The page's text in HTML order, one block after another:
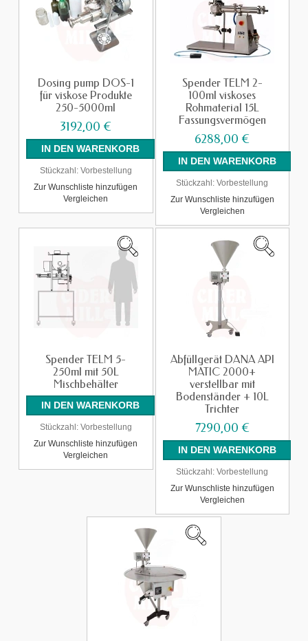
Dosing pump DOS-1
für viskose Produkte
250-5000ml
3192,00 €
Stückzahl: Vorbestellung
Zur Wunschliste hinzufügen
Vergleichen
Spender TELM 2-
100ml viskoses
Rohmaterial 15L
Fassungsvermögen
6288,00 €
Stückzahl: Vorbestellung
Zur Wunschliste hinzufügen
Vergleichen
Spender TELM 5-
250ml mit 50L
Mischbehälter
Stückzahl: Vorbestellung
Zur Wunschliste hinzufügen
Vergleichen
Abfüllgerät DANA API
MATIC 2000+
verstellbar mit
Bodenständer + 10L
Trichter
7290,00 €
Stückzahl: Vorbestellung
Zur Wunschliste hinzufügen
Vergleichen